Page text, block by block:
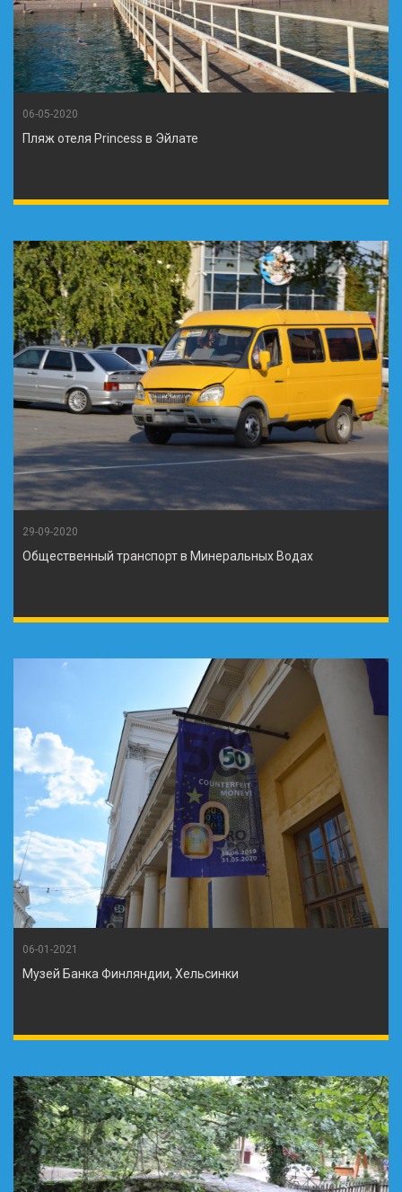
06-05-2020
Пляж отеля Princess в Эйлате
29-09-2020
Общественный транспорт в Минеральных Водах
06-01-2021
Музей Банка Финляндии, Хельсинки